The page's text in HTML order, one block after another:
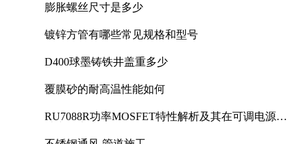
膨胀螺丝尺寸是多少
镀锌方管有哪些常见规格和型号
D400球墨铸铁井盖重多少
覆膜砂的耐高温性能如何
RU7088R功率MOSFET特性解析及其在可调电源设